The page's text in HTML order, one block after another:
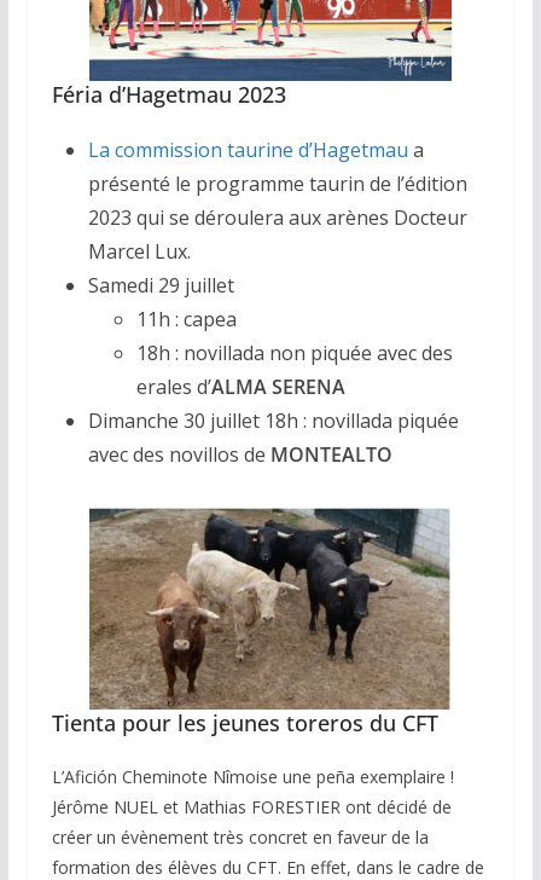
Féria d’Hagetmau 2023
La commission taurine d’Hagetmau a
présenté le programme taurin de l’édition
2023 qui se déroulera aux arènes Docteur
Marcel Lux.
Samedi 29 juillet
11h : capea
18h : novillada non piquée avec des
erales d’ALMA SERENA
Dimanche 30 juillet 18h : novillada piquée
avec des novillos de MONTEALTO
Tienta pour les jeunes toreros du CFT
L’Afición Cheminote Nîmoise une peña exemplaire !
Jérôme NUEL et Mathias FORESTIER ont décidé de
créer un évènement très concret en faveur de la
formation des élèves du CFT. En effet, dans le cadre de